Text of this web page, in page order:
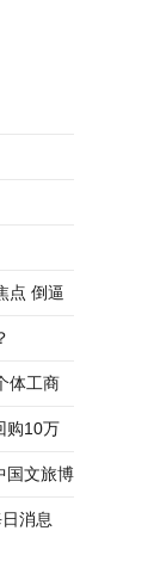
点 倒逼
体工商
购10万
国文旅博
消息